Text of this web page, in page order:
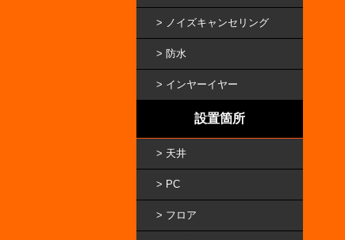
ノイズキャンセリング
防水
インヤーイヤー
設置箇所
天井
PC
フロア